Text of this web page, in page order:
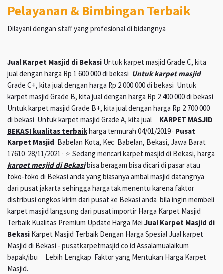
Pelayanan & Bimbingan Terbaik
Dilayani dengan staff yang profesional di bidangnya
Jual Karpet Masjid di Bekasi Untuk karpet masjid Grade C, kita
jual dengan harga Rp 1 600 000 di bekasi Untuk karpet masjid
Grade C+, kita jual dengan harga Rp 2 000 000 di bekasi Untuk
karpet masjid Grade B, kita jual dengan harga Rp 2 400 000 di bekasi
Untuk karpet masjid Grade B+, kita jual dengan harga Rp 2 700 000
di bekasi Untuk karpet masjid Grade A, kita jual KARPET MASJID
BEKASI kualitas terbaikharga termurah 04/01/2019 · Pusat
Karpet Masjid Babelan Kota, Kec Babelan, Bekasi, Jawa Barat
17610 28/11/2021 · ⭐ Sedang mencari karpet masjid di Bekasi, harga
karpet mesjid di Bekasibisa beragam bisa dicari di pasar atau
toko-toko di Bekasi anda yang biasanya ambal masjid datangnya
dari pusat jakarta sehingga harga tak menentu karena faktor
distribusi ongkos kirim dari pusat ke Bekasi anda bila ingin membeli
karpet masjid langsung dari pusat importir Harga Karpet Masjid
Terbaik Kualitas Premium Update Harga Mei Jual Karpet Masjid di
Bekasi Karpet Masjid Terbaik Dengan Harga Spesial Jual karpet
Masjid di Bekasi - pusatkarpetmasjid co id Assalamualaikum
bapak/ibu Lebih Lengkap Faktor yang Mentukan Harga Karpet
Masjid.